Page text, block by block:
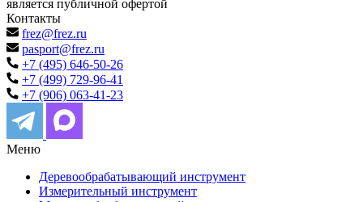
является публичной офертой
Контакты
frez@frez.ru
pasport@frez.ru
+7 (495) 646-50-26
+7 (499) 729-96-41
+7 (906) 063-41-23
Меню
Деревообрабатывающий инструмент
Измерительный инструмент